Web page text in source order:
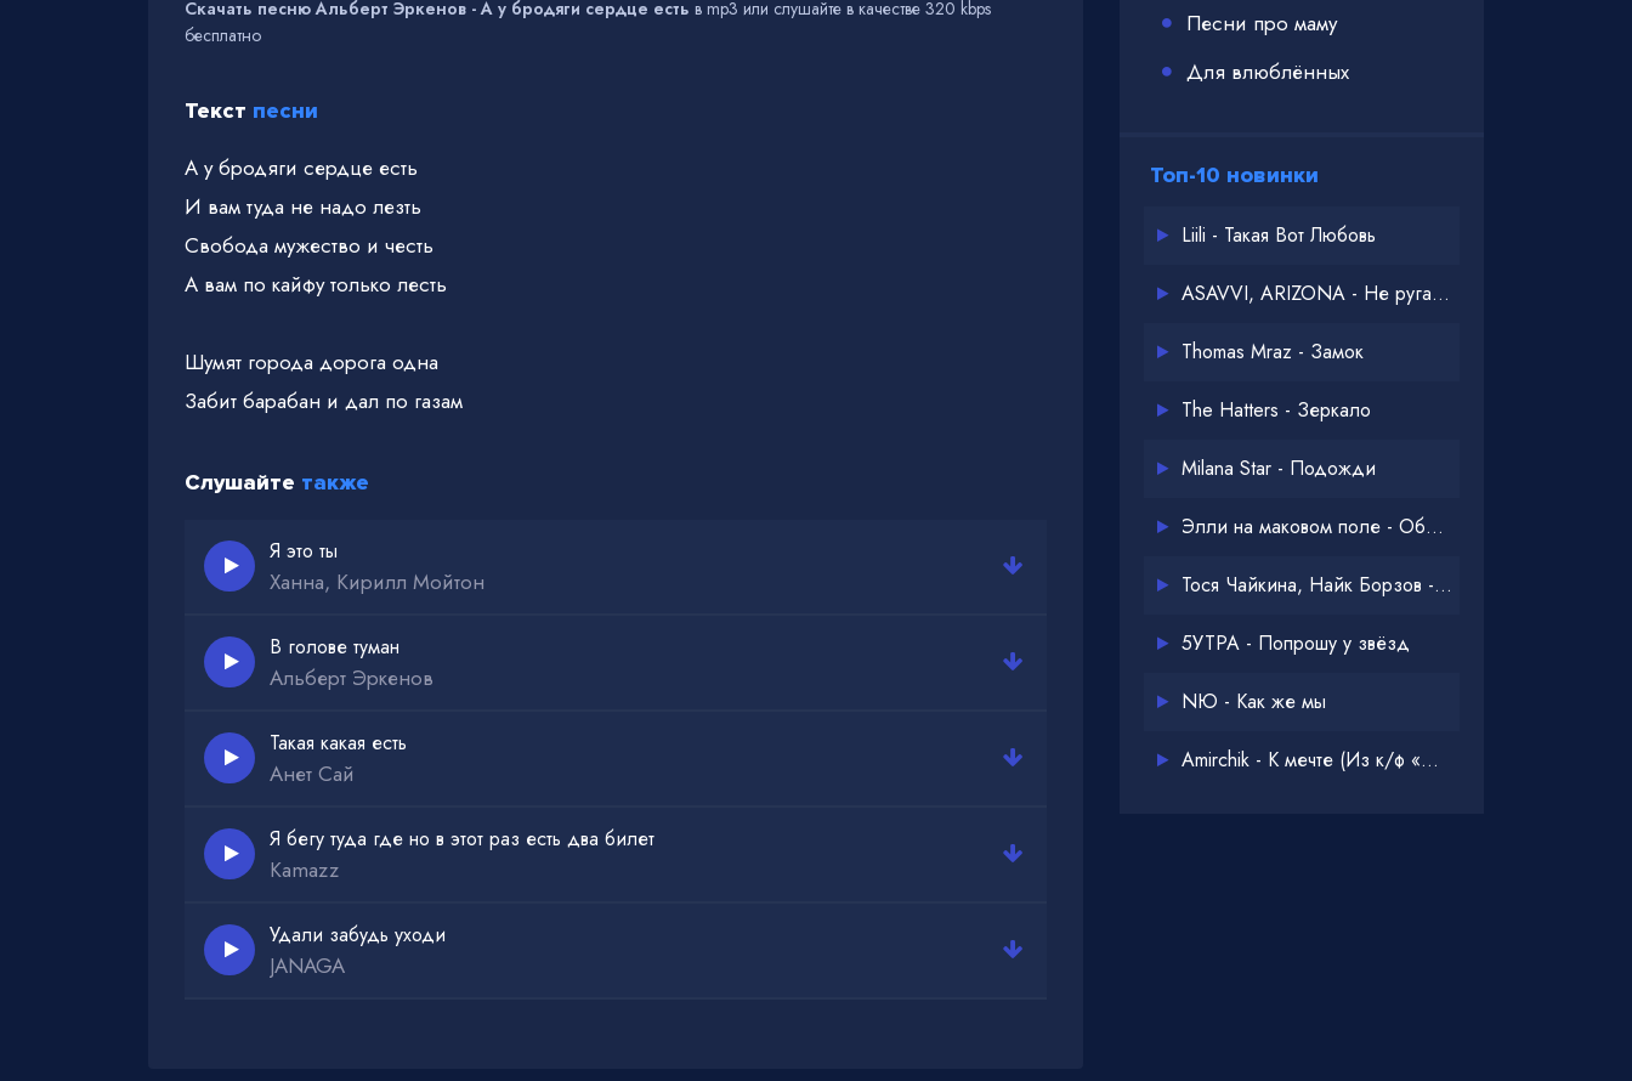
Скачать песню Альберт Эркенов - А у бродяги сердце есть в mp3 или слушайте в качестве 320 kbps
бесплатно
Текст песни
А у бродяги сердце есть
И вам туда не надо лезть
Свобода мужество и честь
А вам по кайфу только лесть
Шумят города дорога одна
Забит барабан и дал по газам
Слушайте также
Я это ты
Ханна, Кирилл Мойтон
В голове туман
Альберт Эркенов
Такая какая есть
Анет Сай
Я бегу туда где но в этот раз есть два билет
Kamazz
Удали забудь уходи
JANAGA
Песни про маму
Для влюблённых
Топ-10 новинки
Liili - Такая Вот Любовь
ASAVVI, ARIZONA - Не ругайся
Thomas Mraz - Замок
The Hatters - Зеркало
Milana Star - Подожди
Элли на маковом поле - Обнимай
Тося Чайкина, Найк Борзов - Опять
5УТРА - Попрошу у звёзд
NЮ - Как же мы
Amirchik - К мечте (Из к/ф «Одна дома 3»)